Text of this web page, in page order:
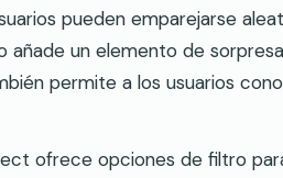
pueden emparejarse
añade un elemento de
permite a los usuarios
ofrece opciones de filtro